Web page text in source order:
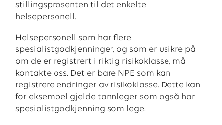
stillingsprosenten til det enkelte
helsepersonell.
Helsepersonell som har flere
spesialistgodkjenninger, og som er usikre på
om de er registrert i riktig risikoklasse, må
kontakte oss. Det er bare NPE som kan
registrere endringer av risikoklasse. Dette kan
for eksempel gjelde tannleger som også har
spesialistgodkjenning som lege.